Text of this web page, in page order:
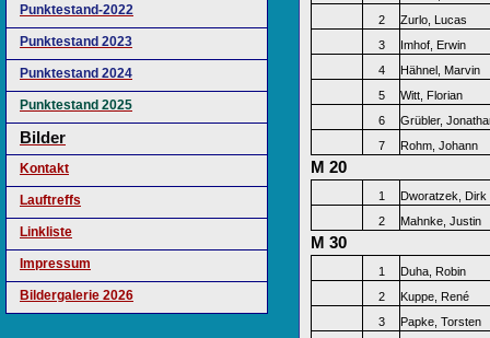
Punktestand-2022
Punktestand 2023
Punktestand 2024
Punktestand 2025
Bilder
Kontakt
Lauftreffs
Linkliste
Impressum
Bildergalerie 2026
2
Zurlo, Lucas
3
Imhof, Erwin
4
Hähnel, Marvin
5
Witt, Florian
6
Grübler,
7
Rohm, Johann
M 20
1
Dworatzek, Dirk
2
Mahnke, Justin
M 30
1
Duha, Robin
2
Kuppe, René
3
Papke, Torsten